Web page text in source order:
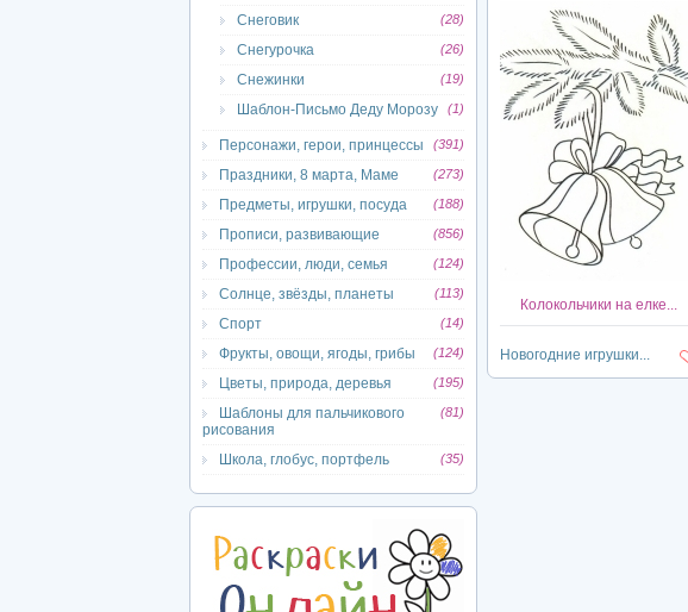
Снеговик (28)
Снегурочка (26)
Снежинки (19)
Шаблон-Письмо Деду Морозу (1)
Персонажи, герои, принцессы (391)
Праздники, 8 марта, Маме (273)
Предметы, игрушки, посуда (188)
Прописи, развивающие (856)
Профессии, люди, семья (124)
Солнце, звёзды, планеты (113)
Спорт (14)
Фрукты, овощи, ягоды, грибы (124)
Цветы, природа, деревья (195)
Шаблоны для пальчикового
рисования
(81)
Школа, глобус, портфель (35)
Колокольчики на елке...
Новогодние игрушки...